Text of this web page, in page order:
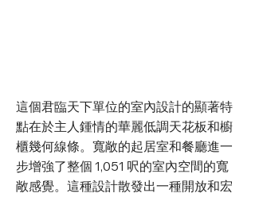
這個君臨天下單位的室內設計的顯著特
點在於主人鍾情的華麗低調天花板和櫥
櫃幾何線條。寬敞的起居室和餐廳進一
步增強了整個 1,051 呎的室內空間的寬
敞感覺。這種設計散發出一種開放和宏